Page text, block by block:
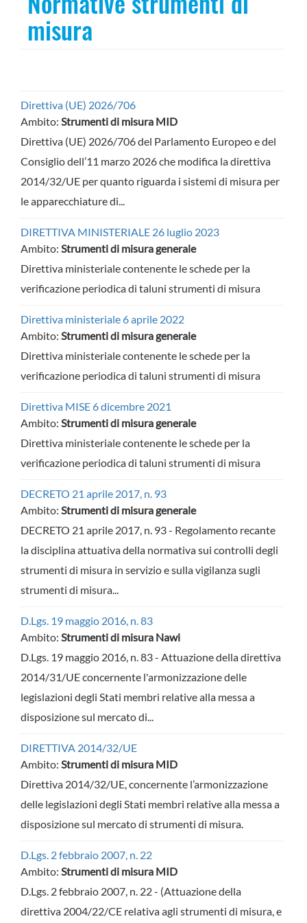
misura
Direttiva (UE) 2026/706
Ambito: Strumenti di misura MID
Direttiva (UE) 2026/706 del Parlamento Europeo e del
Consiglio dell’11 marzo 2026 che modifica la direttiva
2014/32/UE per quanto riguarda i sistemi di misura per
le apparecchiature di...
DIRETTIVA MINISTERIALE 26 luglio 2023
Ambito: Strumenti di misura generale
Direttiva ministeriale contenente le schede per la
verificazione periodica di taluni strumenti di misura
Direttiva ministeriale 6 aprile 2022
Ambito: Strumenti di misura generale
Direttiva ministeriale contenente le schede per la
verificazione periodica di taluni strumenti di misura
Direttiva MISE 6 dicembre 2021
Ambito: Strumenti di misura generale
Direttiva ministeriale contenente le schede per la
verificazione periodica di taluni strumenti di misura
DECRETO 21 aprile 2017, n. 93
Ambito: Strumenti di misura generale
DECRETO 21 aprile 2017, n. 93 - Regolamento recante
la disciplina attuativa della normativa sui controlli degli
strumenti di misura in servizio e sulla vigilanza sugli
strumenti di misura...
D.Lgs. 19 maggio 2016, n. 83
Ambito: Strumenti di misura Nawi
D.Lgs. 19 maggio 2016, n. 83 - Attuazione della direttiva
2014/31/UE concernente l'armonizzazione delle
legislazioni degli Stati membri relative alla messa a
disposizione sul mercato di...
DIRETTIVA 2014/32/UE
Ambito: Strumenti di misura MID
Direttiva 2014/32/UE, concernente l’armonizzazione
delle legislazioni degli Stati membri relative alla messa a
disposizione sul mercato di strumenti di misura.
D.Lgs. 2 febbraio 2007, n. 22
Ambito: Strumenti di misura MID
D.Lgs. 2 febbraio 2007, n. 22 - (Attuazione della
direttiva 2004/22/CE relativa agli strumenti di misura, e